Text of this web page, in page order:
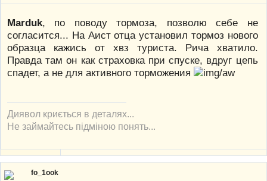
Marduk, по поводу тормоза, позволю себе не
согласится... На Аист отца установил тормоз нового
образца кажись от хвз туриста. Рича хватило.
Правда там он как страховка при спуске, вдруг цепь
спадет, а не для активного торможения
Диявол криється в деталях...
Не займайтесь підміною понять...
fo_1ook